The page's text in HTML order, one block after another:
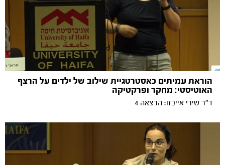
הוראת עמיתים כאסטרטגיית שילוב של ילדים על הרצף
האוטיסטי: מחקר ופרקטיקה
ד"ר שירי אייבזו: הרצאה 4